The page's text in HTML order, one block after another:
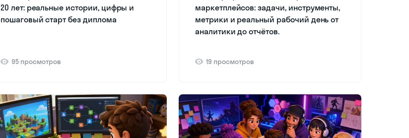
20 лет: реальные истории, цифры и
пошаговый старт без диплома
95 просмотров
маркетплейсов: задачи, инструменты,
метрики и реальный рабочий день от
аналитики до отчётов.
19 просмотров